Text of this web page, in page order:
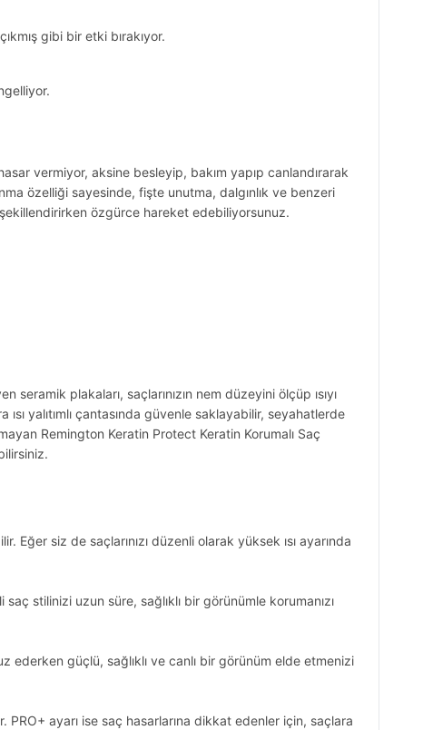
gibi bir etki bırakıyor.
vermiyor, aksine besleyip, bakım yapıp canlandırarak
özelliği sayesinde, fişte unutma, dalgınlık ve benzeri
özgürce hareket edebiliyorsunuz.
plakaları, saçlarınızın nem düzeyini ölçüp ısıyı
yalıtımlı çantasında güvenle saklayabilir, seyahatlerde
Remington Keratin Protect Keratin Korumalı Saç
siz de saçlarınızı düzenli olarak yüksek ısı ayarında
stilinizi uzun süre, sağlıklı bir görünümle korumanızı
ederken güçlü, sağlıklı ve canlı bir görünüm elde etmenizi
PRO+ ayarı ise saç hasarlarına dikkat edenler için, saçlara